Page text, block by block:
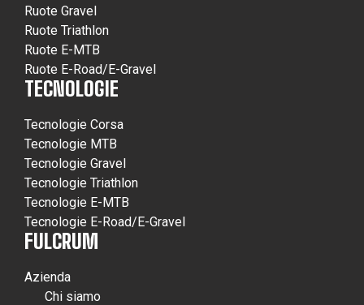
Ruote Gravel
Ruote Triathlon
Ruote E-MTB
Ruote E-Road/E-Gravel
TECNOLOGIE
Tecnologie Corsa
Tecnologie MTB
Tecnologie Gravel
Tecnologie Triathlon
Tecnologie E-MTB
Tecnologie E-Road/E-Gravel
FULCRUM
Azienda
Chi siamo